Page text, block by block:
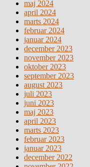
maj 2024
april 2024
marts 2024
februar 2024
januar 2024
december 2023
november 2023
oktober 2023
september 2023
august 2023
juli 2023
juni 2023
maj 2023
april 2023
marts 2023
februar 2023
januar 2023
december 2022